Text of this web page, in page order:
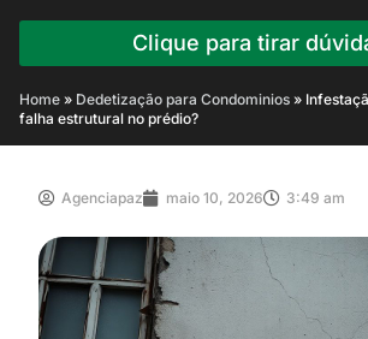
Clique para tirar
Home » Dedetização para Condominios »
falha estrutural no prédio?
Agenciapaz maio 10, 2026 3:49 am